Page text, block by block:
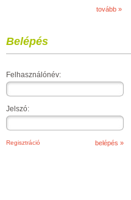
tovább »
Belépés
Felhasználónév:
Jelszó:
Regisztráció